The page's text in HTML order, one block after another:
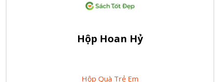
Hộp Hoan Hỷ
Hộp Quà Trẻ Em